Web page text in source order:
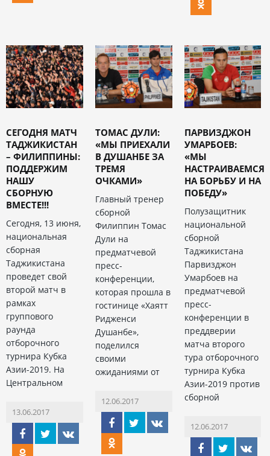
СЕГОДНЯ МАТЧ
ТАДЖИКИСТАН
– ФИЛИППИНЫ:
ПОДДЕРЖИМ
НАШУ
СБОРНУЮ
ВМЕСТЕ!!!
Сегодня, 13 июня,
национальная
сборная
Таджикистана
проведет свой
второй матч в
рамках
группового
раунда
отборочного
турнира Кубка
Азии-2019. На
Центральном
13.06.2017
ТОМАС ДУЛИ:
«МЫ ПРИЕХАЛИ
В ДУШАНБЕ ЗА
ТРЕМЯ
ОЧКАМИ»
Главный тренер
сборной
Филиппин Томас
Дули на
предматчевой
пресс-
конференции,
которая прошла в
гостинице «Хаятт
Ридженси
Душанбе»,
поделился
своими
ожиданиями от
12.06.2017
ПАРВИЗДЖОН
УМАРБОЕВ:
«МЫ
НАСТРАИВАЕМСЯ
НА БОРЬБУ И НА
ПОБЕДУ»
Полузащитник
национальной
сборной
Таджикистана
Парвизджон
Умарбоев на
предматчевой
пресс-
конференции в
преддверии
матча второго
тура отборочного
турнира Кубка
Азии-2019 против
сборной
12.06.2017